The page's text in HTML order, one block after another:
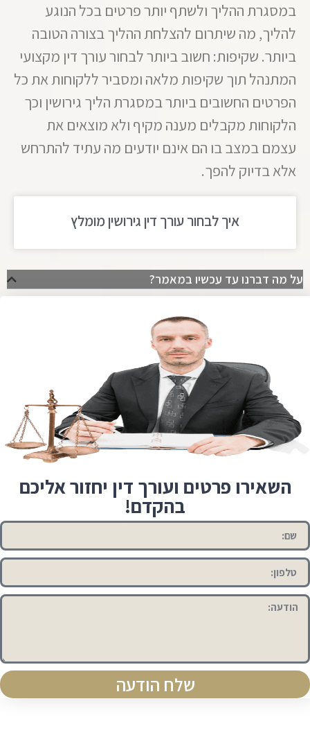
במסגרת ההליך ולשתף יותר פרטים בכל הנוגע
להליך, מה שיתרום להצלחת ההליך בצורה הטובה
ביותר. שקיפות: חשוב ביותר לבחור עורך דין מקצועי
המתנהל תוך שקיפות מלאה ומסביר ללקוחות את כל
הפרטים החשובים ביותר במסגרת הליך גירושין וכך
הלקוחות מקבלים מענה מקיף ולא מוצאים את
עצמם במצב בו הם אינם יודעים מה עתיד להתרחש
אלא בדיוק להפך.
איך לבחור עורך דין גירושין מומלץ
על מה דברנו עד עכשיו במאמר?
השאירו פרטים ועורך דין יחזור אליכם
בהקדם!
שלח הודעה